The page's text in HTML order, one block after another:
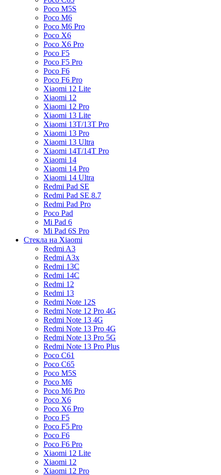
Poco M5S
Poco M6
Poco M6 Pro
Poco X6
Poco X6 Pro
Poco F5
Poco F5 Pro
Poco F6
Poco F6 Pro
Xiaomi 12 Lite
Xiaomi 12
Xiaomi 12 Pro
Xiaomi 13 Lite
Xiaomi 13T/13T Pro
Xiaomi 13 Pro
Xiaomi 13 Ultra
Xiaomi 14T/14T Pro
Xiaomi 14
Xiaomi 14 Pro
Xiaomi 14 Ultra
Redmi Pad SE
Redmi Pad SE 8.7
Redmi Pad Pro
Poco Pad
Mi Pad 6
Mi Pad 6S Pro
Стекла на Xiaomi
Redmi A3
Redmi A3x
Redmi 13C
Redmi 14C
Redmi 12
Redmi 13
Redmi Note 12S
Redmi Note 12 Pro 4G
Redmi Note 13 4G
Redmi Note 13 Pro 4G
Redmi Note 13 Pro 5G
Redmi Note 13 Pro Plus
Poco C61
Poco C65
Poco M5S
Poco M6
Poco M6 Pro
Poco X6
Poco X6 Pro
Poco F5
Poco F5 Pro
Poco F6
Poco F6 Pro
Xiaomi 12 Lite
Xiaomi 12
Xiaomi 12 Pro